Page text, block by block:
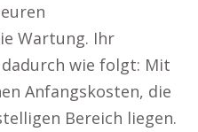
Wartung. Ihr
wie folgt: Mit
Anfangskosten, die
Bereich liegen.